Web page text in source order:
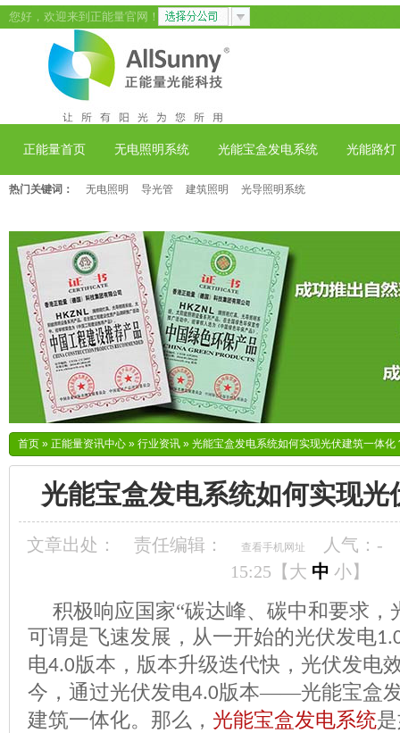
您好，欢迎来到正能量官网！
正能量首页 无电照明系统 光能宝盒发电系统 光能路灯
热门关键词： 无电照明 导光管 建筑照明 光导照明系统
首页 » 正能量资讯中心 » 行业资讯 » 光能宝盒发电系统如何实现光伏建筑一体化
光能宝盒发电系统如何实现光
文章出处： 责任编辑： 查看手机网址 人气： -
15:25【 大 中 小】
积极响应国家“碳达峰、碳中和要求
可谓是飞速发展，从一开始的光伏发电
电4.0版本，版本升级迭代快，光伏发电
今，通过光伏发电4.0版本——光能宝盒
建筑一体化。那么， 光能宝盒发电系统是